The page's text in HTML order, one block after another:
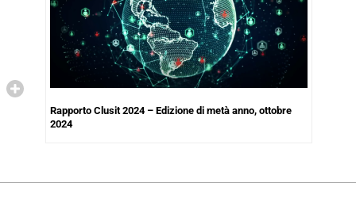
Rapporto Clusit 2024 – Edizione di metà anno, ottobre
2024